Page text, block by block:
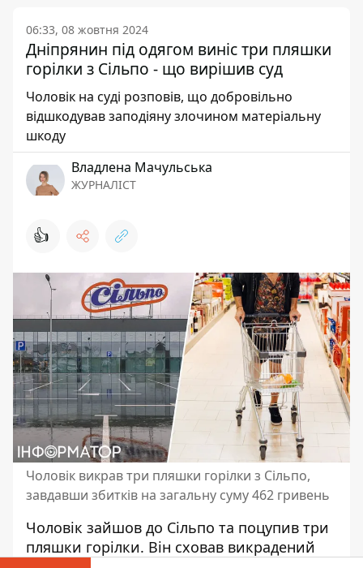
06:33, 08 жовтня 2024
Дніпрянин під одягом виніс три пляшки
горілки з Сільпо - що вирішив суд
Чоловік на суді розповів, що добровільно
відшкодував заподіяну злочином матеріальну
шкоду
Владлена Мачульська
ЖУРНАЛІСТ
👍
Чоловік викрав три пляшки горілки з Сільпо,
завдавши збитків на загальну суму 462 гривень
Чоловік зайшов до Сільпо та поцупив три
пляшки горілки. Він сховав викрадений